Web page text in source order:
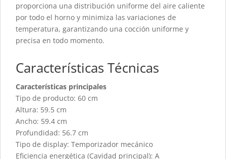
proporciona una distribución uniforme del aire caliente
por todo el horno y minimiza las variaciones de
temperatura, garantizando una cocción uniforme y
precisa en todo momento.
Características Técnicas
Características principales
Tipo de producto: 60 cm
Altura: 59.5 cm
Ancho: 59.4 cm
Profundidad: 56.7 cm
Tipo de display: Temporizador mecánico
Eficiencia energética (Cavidad principal): A